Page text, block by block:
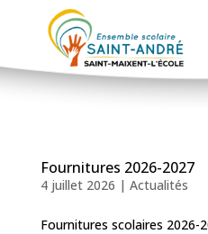
Fournitures 2026-2027
4 juillet 2026 | Actualités
Fournitures scolaires 2026-